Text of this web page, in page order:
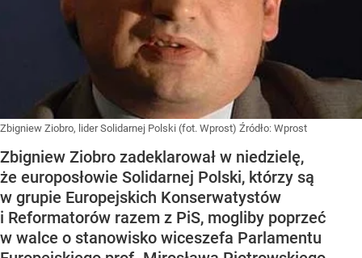
Zbigniew Ziobro, lider Solidarnej Polski (fot. Wprost) Źródło: Wprost
Zbigniew Ziobro zadeklarował w niedzielę,
że europosłowie Solidarnej Polski, którzy są
w grupie Europejskich Konserwatystów
i Reformatorów razem z PiS, mogliby poprzeć
w walce o stanowisko wiceszefa Parlamentu